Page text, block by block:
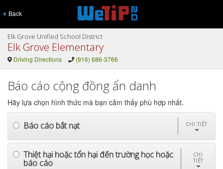
Back
Elk Grove Unified School District
Elk Grove Elementary
Driving Directions (916) 686-3766
Báo cáo cộng đồng ẩn danh
Hãy lựa chọn hình thức mà bạn cảm thấy phù hợp nhất.
Báo cáo bắt nạt CHI TIẾT
Thiệt hại hoặc tổn hại đến trường học hoặc
báo cáo
CHI
TIẾT